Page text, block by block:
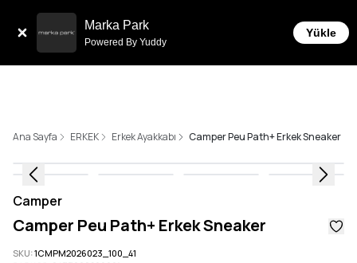
Marka Park
Powered By Yuddy
Yükle
Ana Sayfa ERKEK Erkek Ayakkabı Camper Peu Path+ Erkek Sneaker
Camper
Camper Peu Path+ Erkek Sneaker
SKU:1CMPM2026023_100_41